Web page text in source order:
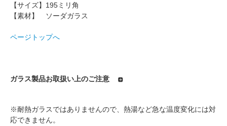
【サイズ】195ミリ角
【素材】 ソーダガラス
ページトップへ
ガラス製品お取扱い上のご注意
※耐熱ガラスではありませんので、熱湯など急な温度変化には対
応できません。